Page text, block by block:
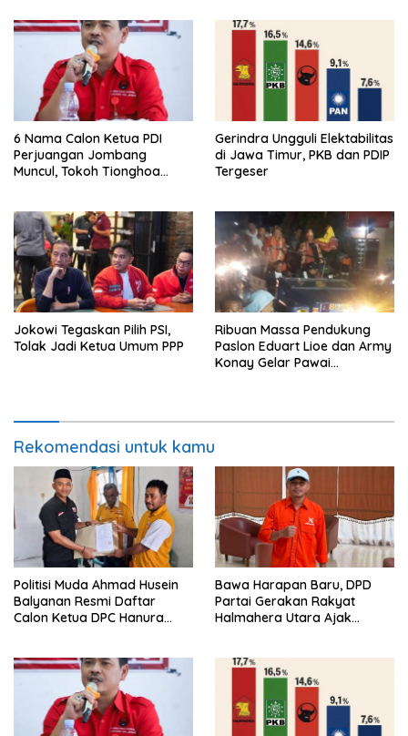
6 Nama Calon Ketua PDI
Perjuangan Jombang
Muncul, Tokoh Tionghoa
Gerindra Ungguli Elektabilitas
di Jawa Timur, PKB dan PDIP
Tergeser
Jokowi Tegaskan Pilih PSI,
Tolak Jadi Ketua Umum PPP
Ribuan Massa Pendukung
Paslon Eduart Lioe dan Army
Konay Gelar Pawai
Rekomendasi untuk kamu
Politisi Muda Ahmad Husein
Balyanan Resmi Daftar
Calon Ketua DPC Hanura
Bawa Harapan Baru, DPD
Partai Gerakan Rakyat
Halmahera Utara Ajak